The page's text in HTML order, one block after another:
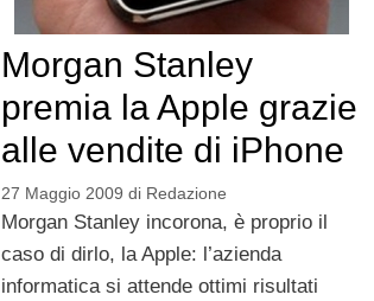
Morgan Stanley
premia la Apple grazie
alle vendite di iPhone
27 Maggio 2009 di Redazione
Morgan Stanley incorona, è proprio il
caso di dirlo, la Apple: l’azienda
informatica si attende ottimi risultati